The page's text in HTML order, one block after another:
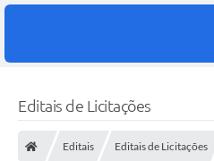
Editais de Licitações
Editais Editais de Licitações